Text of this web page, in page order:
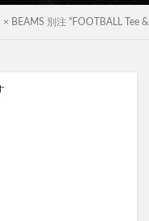
× BEAMS 別注 “FOOTBALL